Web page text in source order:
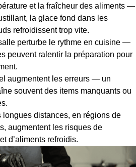
et la fraîcheur des aliments —
la glace fond dans les
refroidissent trop vite.
perturbe le rythme en cuisine —
peuvent ralentir la préparation pour
augmentent les erreurs — un
souvent des items manquants ou
longues distances, en régions de
augmentent les risques de
d’aliments refroidis.